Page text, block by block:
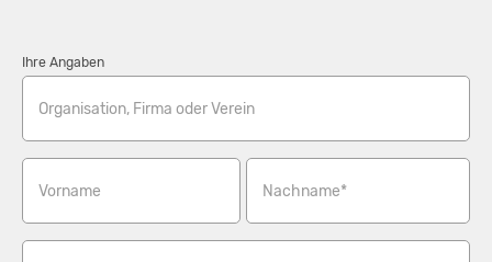
Ihre Angaben
Organisation, Firma oder Verein
Vorname Nachname*